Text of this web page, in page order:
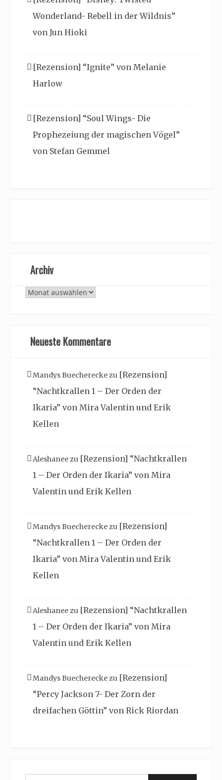
Wonderland- Rebell in der Wildnis”
von Jun Hioki
[Rezension] “Ignite” von Melanie
Harlow
[Rezension] “Soul Wings- Die
Prophezeiung der magischen Vögel”
von Stefan Gemmel
Archiv
Archiv
Neueste Kommentare
Mandys Buechereckezu [Rezension]
“Nachtkrallen 1 – Der Orden der
Ikaria” von Mira Valentin und Erik
Kellen
Aleshaneezu [Rezension] “Nachtkrallen
1 – Der Orden der Ikaria” von Mira
Valentin und Erik Kellen
Mandys Buechereckezu [Rezension]
“Nachtkrallen 1 – Der Orden der
Ikaria” von Mira Valentin und Erik
Kellen
Aleshaneezu [Rezension] “Nachtkrallen
1 – Der Orden der Ikaria” von Mira
Valentin und Erik Kellen
Mandys Buechereckezu [Rezension]
“Percy Jackson 7- Der Zorn der
dreifachen Göttin” von Rick Riordan